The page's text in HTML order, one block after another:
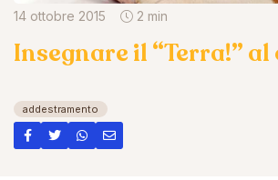
14 ottobre 2015 2 min
Insegnare il “Terra!” al
addestramento